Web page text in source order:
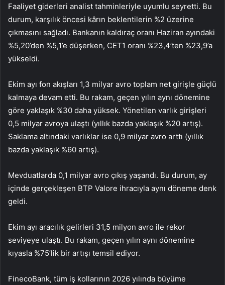
Faaliyet giderleri analist tahminleriyle uyumlu seyretti. Bu
durum, karşılık öncesi kârın beklentilerin %2 üzerine
çıkmasını sağladı. Bankanın kaldıraç oranı Haziran ayındaki
%5,20’den %5,1’e düşerken, CET1 oranı %23,4’ten %23,9’a
yükseldi.
Ekim ayı fon akışları 1,3 milyar avro toplam net girişle güçlü
kalmaya devam etti. Bu rakam, geçen yılın aynı dönemine
göre yaklaşık %30 daha yüksek. Yönetilen varlık girişleri
0,5 milyar avroya ulaştı (yıllık bazda yaklaşık %20 artış).
Saklama altındaki varlıklar ise 0,9 milyar avro arttı (yıllık
bazda yaklaşık %60 artış).
Mevduatlarda 0,1 milyar avro çıkış yaşandı. Bu durum, ay
içinde gerçekleşen BTP Valore ihracıyla aynı döneme denk
geldi.
Ekim ayı aracılık gelirleri 31,5 milyon avro ile rekor
seviyeye ulaştı. Bu rakam, geçen yılın aynı dönemine
kıyasla %75’lik bir artışı temsil ediyor.
FinecoBank, tüm iş kollarının 2026 yılında büyüme